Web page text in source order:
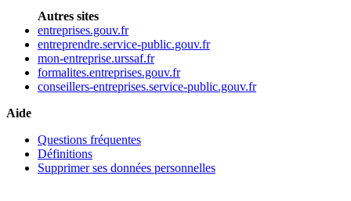
Autres sites
entreprises.gouv.fr
entreprendre.service-public.gouv.fr
mon-entreprise.urssaf.fr
formalites.entreprises.gouv.fr
conseillers-entreprises.service-public.gouv.fr
Aide
Questions fréquentes
Définitions
Supprimer ses données personnelles